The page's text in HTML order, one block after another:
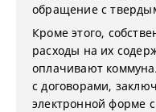
обращение с
Кроме этого,
расходы на их
оплачивают
с договорами,
электронной форме